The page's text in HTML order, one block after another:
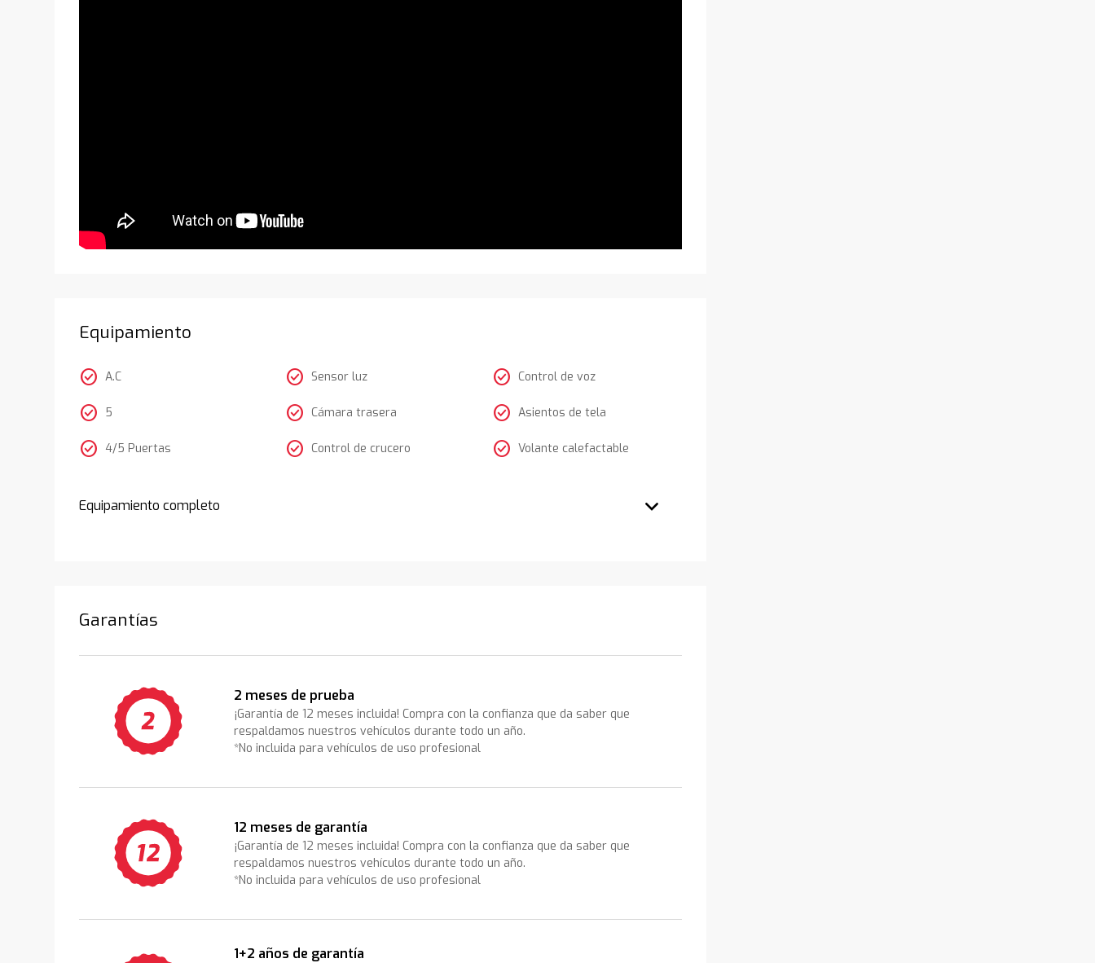
Equipamiento
check_circle A.C
check_circle 5
check_circle 4/5 Puertas
check_circle Sensor luz
check_circle Cámara trasera
check_circle Control de crucero
check_circle Control de voz
check_circle Asientos de tela
check_circle Volante calefactable
Equipamiento completo
Garantías
2 meses de prueba
¡Garantía de 12 meses incluida! Compra con la confianza que da saber que
respaldamos nuestros vehículos durante todo un año.
*No incluida para vehículos de uso profesional
12 meses de garantía
¡Garantía de 12 meses incluida! Compra con la confianza que da saber que
respaldamos nuestros vehículos durante todo un año.
*No incluida para vehículos de uso profesional
1+2 años de garantía